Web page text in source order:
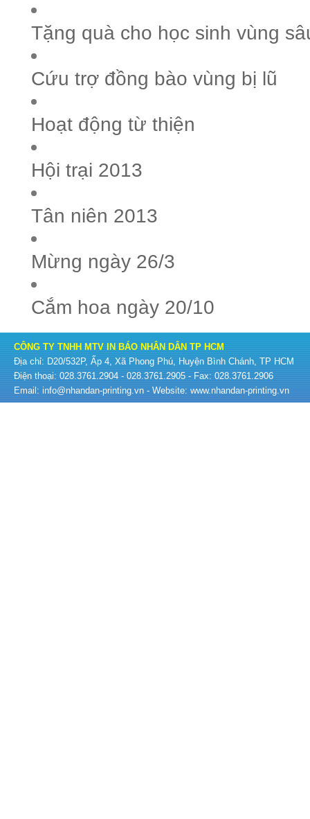
Tặng quà cho học sinh vùng
Cứu trợ đồng bào vùng bị lũ
Hoạt động từ thiện
Hội trại 2013
Tân niên 2013
Mừng ngày 26/3
Cắm hoa ngày 20/10
CÔNG TY TNHH MTV IN BÁO NHÂN DÂN TP HCM
Địa chỉ: D20/532P, Ấp 4, Xã Phong Phú, Huyện Bình Chánh, TP HCM
Điện thoại: 028.3761.2904 - 028.3761.2905 - Fax: 028.3761.2906
Email: info@nhandan-printing.vn - Website: www.nhandan-printing.vn